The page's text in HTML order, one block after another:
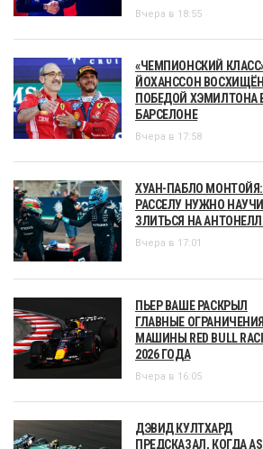
Вчера в 18:55
«ЧЕМПИОНСКИЙ
ЙОХАНССОН ВОСХИЩЁН
ПОБЕДОЙ ХЭМИЛТОНА
БАРСЕЛОНЕ
Вчера в 17:58
ХУАН-ПАБЛО МОНТОЙЯ:
РАССЕЛУ НУЖНО
ЗЛИТЬСЯ НА
Вчера в 17:01
ПЬЕР ВАШЕ РАСКРЫЛ
ГЛАВНЫЕ ОГРАНИЧЕНИЯ
МАШИНЫ RED BULL
2026 ГОДА
Вчера в 16:05
ДЭВИД КУЛТХАРД
ПРЕДСКАЗАЛ, КОГДА